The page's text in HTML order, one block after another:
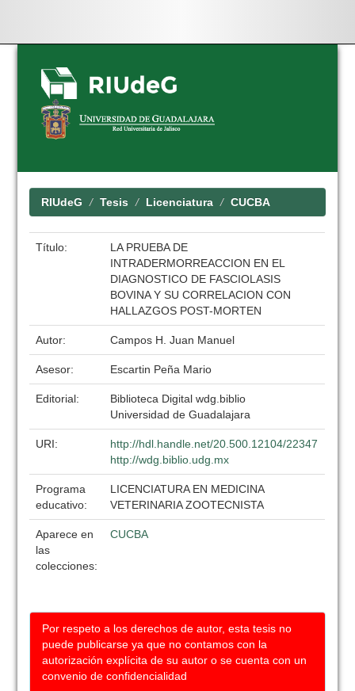
Skip
navigation
RIUdeG Tesis Licenciatura CUCBA
Título:
LA PRUEBA DE
INTRADERMORREACCION EN EL
DIAGNOSTICO DE FASCIOLASIS
BOVINA Y SU CORRELACION CON
HALLAZGOS POST-MORTEN
Autor: Campos H. Juan Manuel
Asesor: Escartin Peña Mario
Editorial:
Biblioteca Digital wdg.biblio
Universidad de Guadalajara
URI:
http://hdl.handle.net/20.500.12104/22347
http://wdg.biblio.udg.mx
Programa
educativo:
LICENCIATURA EN MEDICINA
VETERINARIA ZOOTECNISTA
Aparece en
las
colecciones:
CUCBA
Por respeto a los derechos de autor, esta tesis no
puede publicarse ya que no contamos con la
autorización explícita de su autor o se cuenta con un
convenio de confidencialidad